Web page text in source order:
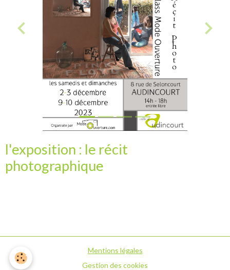
l'exposition : le récit
photographique
Mentions légales
Gestion des cookies